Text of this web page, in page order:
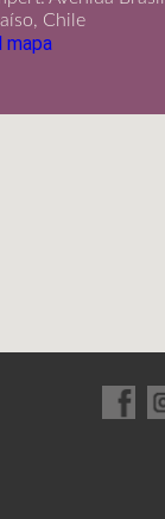
Chile
mapa